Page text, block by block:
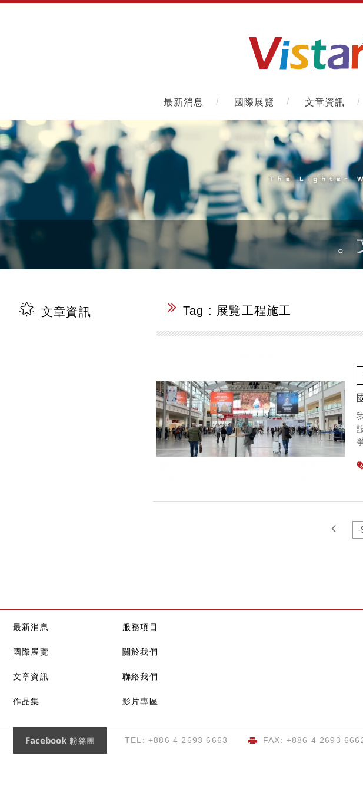
最新消息 國際展覽 文章資訊
。
文章資訊 Tag : 展覽工程施工
-
最新消息
國際展覽
文章資訊
作品集
服務項目
關於我們
聯絡我們
影片專區
TEL: +886 4 2693 6663
FAX: +886 4 2693